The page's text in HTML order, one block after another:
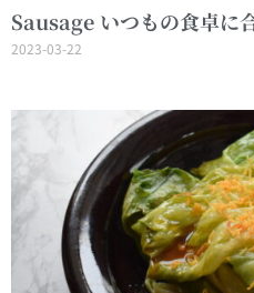
Sausage いつもの食卓に
2023-03-22